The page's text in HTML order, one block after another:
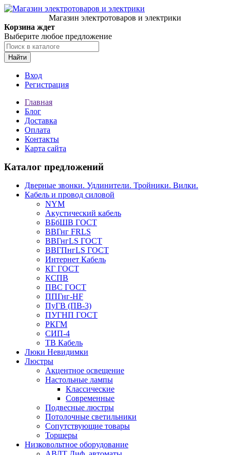
Магазин электротоваров и электрики
Корзина ждет
Выберите любое предложение
Найти
Вход
Регистрация
Главная
Блог
Доставка
Оплата
Контакты
Карта сайта
Каталог предложений
Дверные звонки. Удлинители. Тройники. Вилки.
Кабель и провод силовой
NYM
Акустический кабель
ВБбШВ ГОСТ
ВВГнг FRLS
ВВГнгLS ГОСТ
ВВГПнгLS ГОСТ
Интернет Кабель
КГ ГОСТ
КСПВ
ПВС ГОСТ
ППГнг-HF
ПуГВ (ПВ-3)
ПУГНП ГОСТ
РКГМ
СИП-4
ТВ Кабель
Люки Невидимки
Люстры
Акцентное освещение
Настольные лампы
Классические
Современные
Подвесные люстры
Потолочные светильники
Сопутствующие товары
Торшеры
Низковольтное оборудование